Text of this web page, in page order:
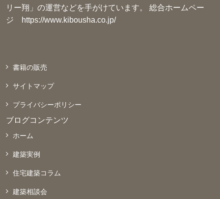
リー翔」の運営などを手がけています。 総合ホームペー
ジ
https://www.kibousha.co.jp/
書籍の販売
サイトマップ
プライバシーポリシー
ブログコンテンツ
ホーム
建築実例
住宅建築コラム
建築相談会